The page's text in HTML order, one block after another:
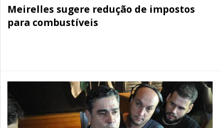
Meirelles sugere redução de impostos
para combustíveis